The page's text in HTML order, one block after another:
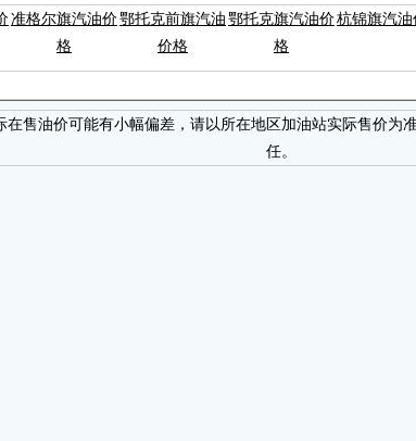
准格尔旗汽油价
格
鄂托克前旗汽油
价格
鄂托克旗汽油价
格
杭锦旗汽油
在售油价可能有小幅偏差，请以所在地区加油站实际售价为
任。